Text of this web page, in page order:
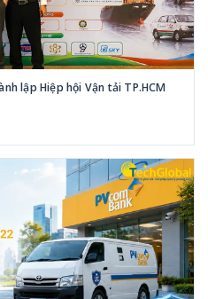
lập Hiệp hội Vận tải TP.HCM